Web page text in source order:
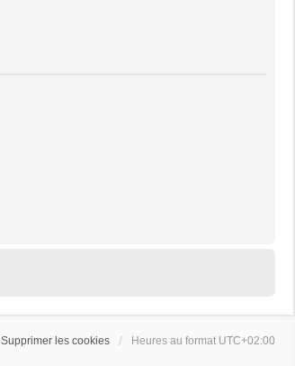
Supprimer les cookies Heures au format UTC+02:00